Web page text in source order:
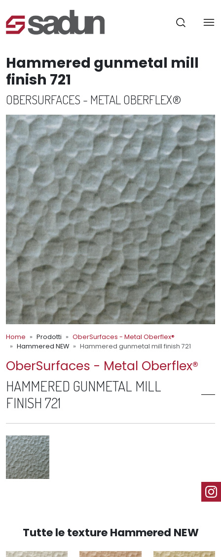
Hammered gunmetal mill
finish 721
OBERSURFACES - METAL OBERFLEX®
Home Prodotti
OberSurfaces - Metal Oberflex®
Hammered NEW
Hammered gunmetal mill finish 721
OberSurfaces - Metal Oberflex®
HAMMERED GUNMETAL MILL
FINISH 721
Tutte le texture Hammered NEW